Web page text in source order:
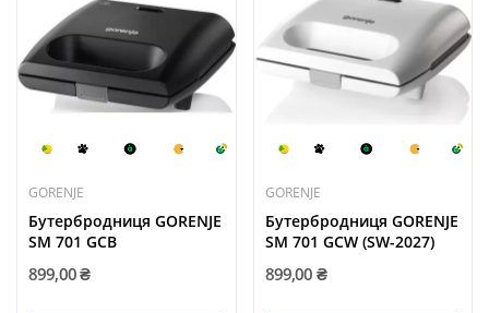
GORENJE
Бутербродниця GORENJE
SM 701 GCB
899,00 ₴
GORENJE
Бутербродниця GORENJE
SM 701 GCW (SW-2027)
899,00 ₴